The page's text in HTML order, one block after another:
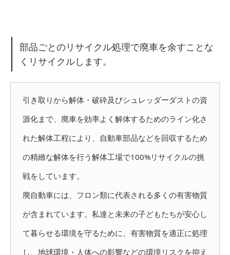
部品ごとのリサイクル処理で廃車を余すことな
くリサイクルします。
引き取りから解体・破砕及びシュレッダーダストの資
源化まで、廃車を効率よく解体するためのライン化さ
れた解体工程により、自動車部品などを回収するため
の精緻な解体を行う解体工場で100%リサイクルの挑
戦をしています。
廃自動車には、フロン類に代表される多くの有害物質
が含まれています。私達と未来の子どもたちが安心し
て暮らせる環境を守るために、有害物質を適正に処理
し、地球環境・人体への影響などの環境リスクを抑え